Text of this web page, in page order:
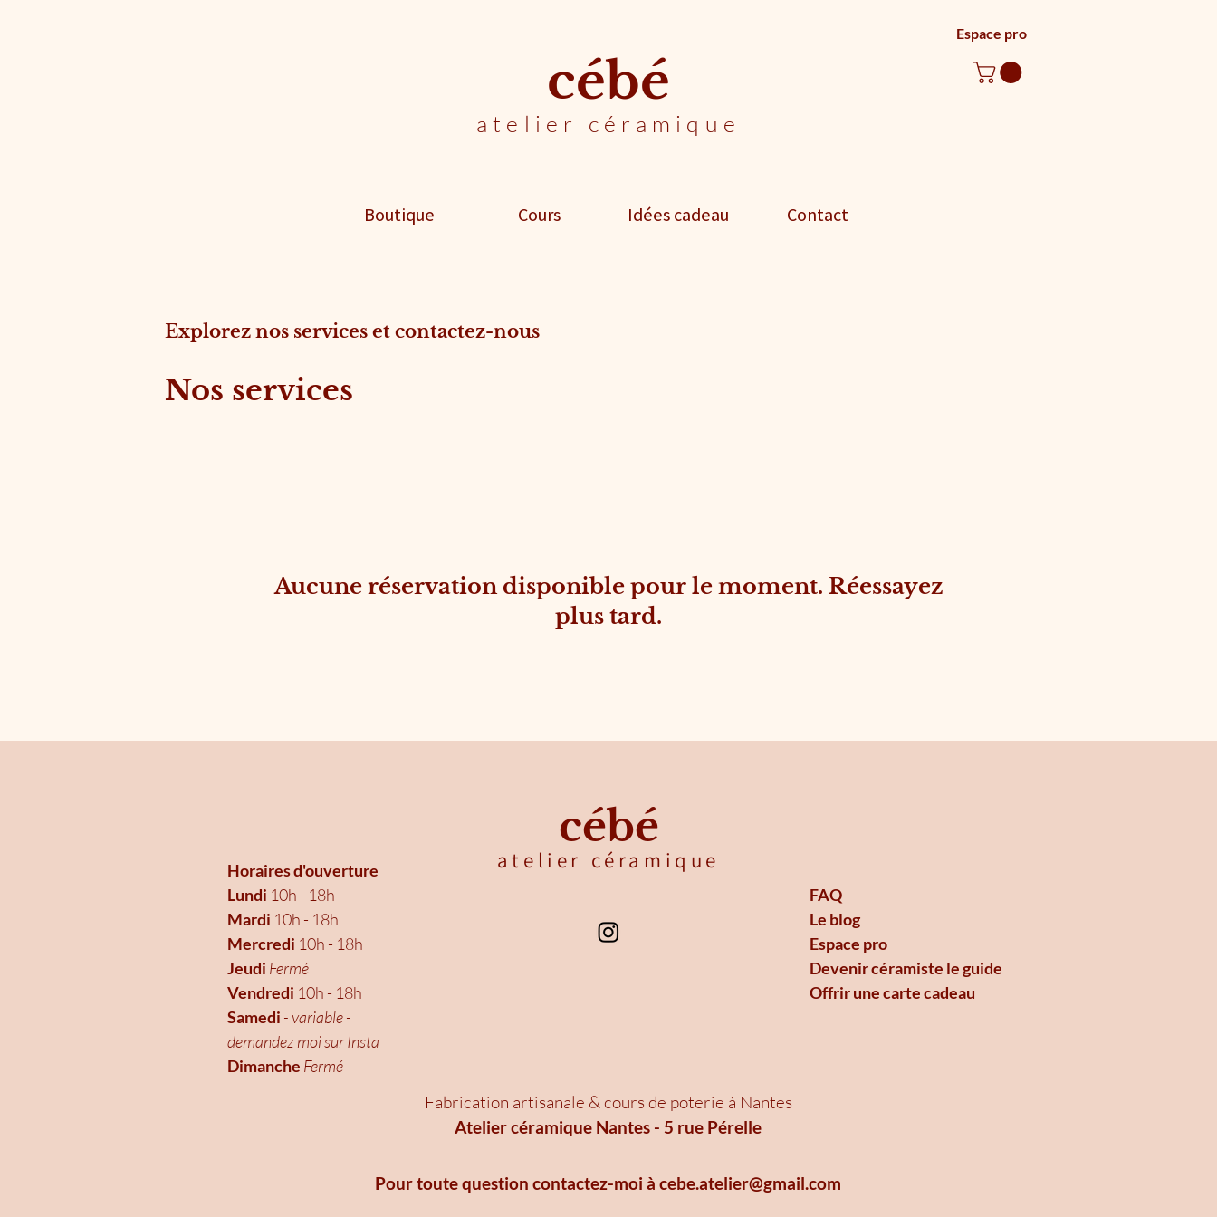
Espace pro
cébé
atelier céramique
Boutique Cours Idées cadeau Contact
Explorez nos services et contactez-nous
Nos services
Aucune réservation disponible pour le moment. Réessayez
plus tard.
Horaires d'ouverture
Lundi 10h - 18h
Mardi 10h - 18h
Mercredi 10h - 18h
Jeudi Fermé
Vendredi 10h - 18h
Samedi - variable -
demandez moi sur Insta
Dimanche Fermé
cébé
atelier céramique
FAQ
Le blog
Espace pro
Devenir céramiste le guide
Offrir une carte cadeau
Fabrication artisanale & cours de poterie à Nantes
Atelier céramique Nantes - 5 rue Pérelle
Pour toute question contactez-moi à cebe.atelier@gmail.com